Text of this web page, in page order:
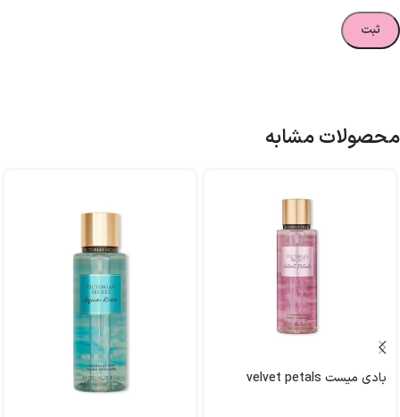
محصولات مشابه
بادی میست velvet petals